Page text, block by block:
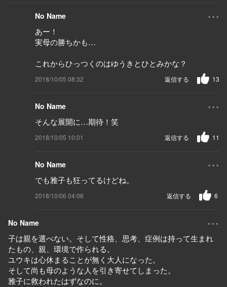
No Name ...
あー！
実母の勝ちかも…
これからひっつくのはゆうきとひとみかな？
2018/10/05 08:32 13
返信する
No Name ...
そんな展開に…期待！笑
2018/10/05 10:01 11
返信する
No Name ...
でも雅子も狂ってるけどね。
2018/10/06 04:06 6
返信する
No Name ...
子は親を選べない。そして性格、思考、症例は持って生まれ
たもの、親、環境で作られる。
ユウキは心休まることが無く大人になった。
そして尚も母のような人を引き寄せてしまった。
雅子に救われたはずなのに。